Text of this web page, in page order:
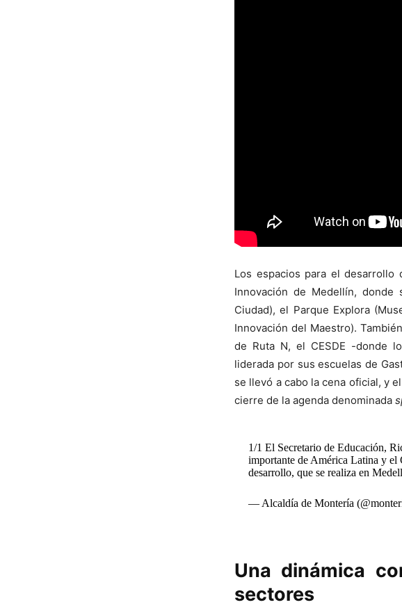
Los espacios para el
Innovación de Medellín,
Ciudad), el Parque Explora
Innovación del Maestro).
de Ruta N, el CESDE -donde
liderada por sus escuelas de
se llevó a cabo la cena oficial, y
cierre de la agenda denominada
1/1 El Secretario de Educación,
importante de América Latina y el
desarrollo, que se realiza en
— Alcaldía de Montería
Una dinámica
sectores